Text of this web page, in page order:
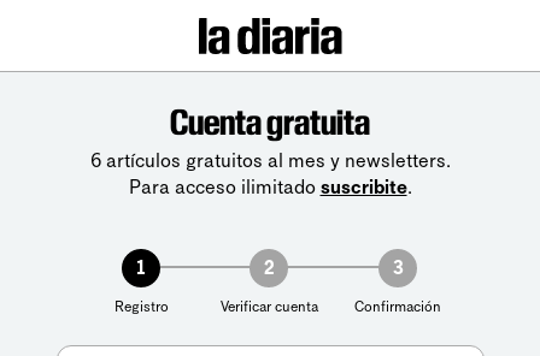
Cuenta gratuita
6 artículos gratuitos al mes y newsletters.
Para acceso ilimitado suscribite.
1
Registro
2
Verificar cuenta
3
Confirmación